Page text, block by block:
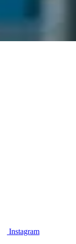
Instagram